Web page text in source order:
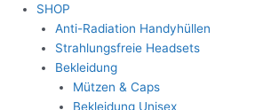
SHOP
Anti-Radiation Handyhüllen
Strahlungsfreie Headsets
Bekleidung
Mützen & Caps
Bekleidung Unisex